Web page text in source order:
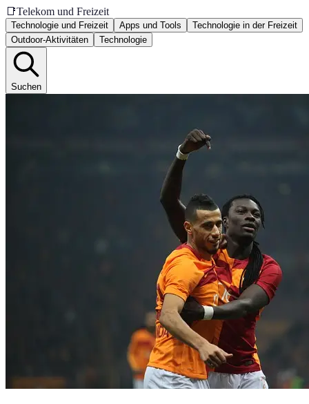
📑Telekom und Freizeit
Technologie und Freizeit Apps und Tools
Technologie in der Freizeit
Outdoor-Aktivitäten
Technologie
Suchen